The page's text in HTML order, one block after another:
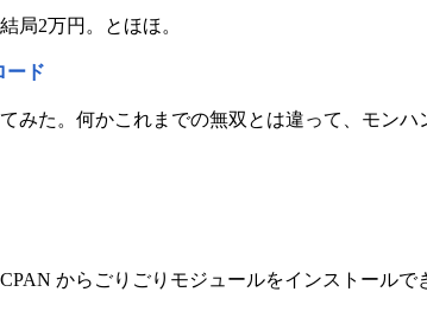
局2万円。とほほ。
ード
みた。何かこれまでの無双とは違って、モンハ
からごりごりモジュールをインストールで